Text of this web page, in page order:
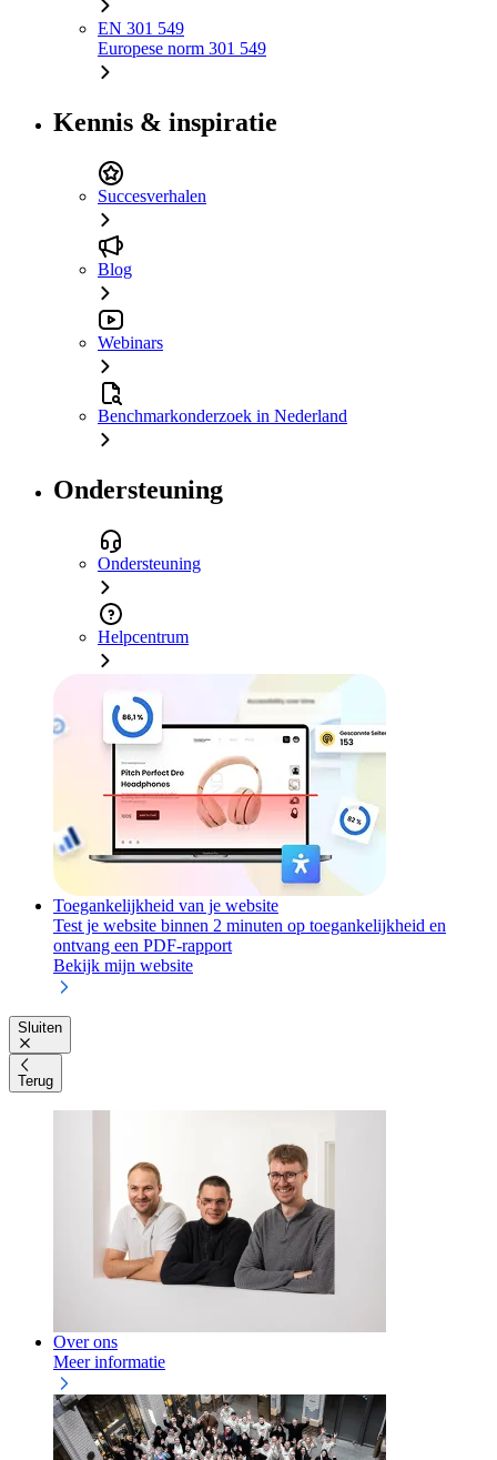
EN 301 549
Europese norm 301 549
Kennis & inspiratie
Succesverhalen
Blog
Webinars
Benchmarkonderzoek in Nederland
Ondersteuning
Ondersteuning
Helpcentrum
Toegankelijkheid van je website
Test je website binnen 2 minuten op toegankelijkheid en
ontvang een PDF-rapport
Bekijk mijn website
Sluiten
Terug
Over ons
Meer informatie